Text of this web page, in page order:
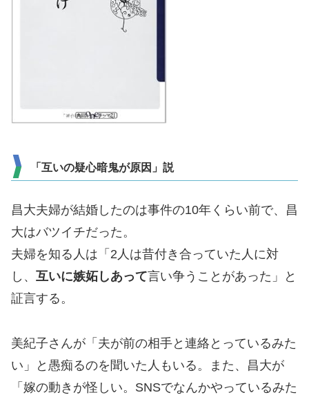
「互いの疑心暗鬼が原因」説
昌大夫婦が結婚したのは事件の10年くらい前で、昌
大はバツイチだった。
夫婦を知る人は「2人は昔付き合っていた人に対
し、 互いに嫉妬しあって言い争うことがあった」と
証言する。
美紀子さんが「夫が前の相手と連絡とっているみた
い」と愚痴るのを聞いた人もいる。また、昌大が
「嫁の動きが怪しい。SNSでなんかやっているみた